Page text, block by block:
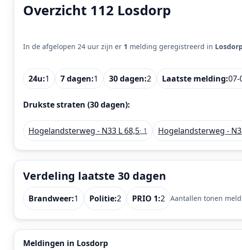
Overzicht 112 Losdorp
In de afgelopen 24 uur zijn er 1 melding geregistreerd in
24u:1 7 dagen:1 30 dagen:2 Laatste melding:07-
Drukste straten (30 dagen):
Hogelandsterweg - N33 L 68,5· 1 Hogelandsterweg -
Verdeling laatste 30 dagen
Brandweer:1 Politie:2 PRIO 1:2 Aantallen tonen
Meldingen in Losdorp